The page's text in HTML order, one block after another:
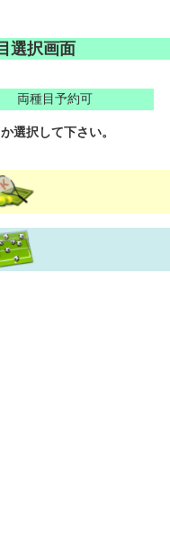
選択画面
両種目予約可
選択して下さい。